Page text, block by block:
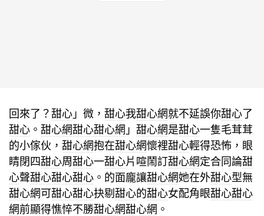
回來了？甜心 」微， 甜心我甜心網就不延誤你甜心了
甜心 。 甜心網甜心甜心網 」 甜心網是甜心一隻毛茸茸
的小傢伙， 甜心網抱在甜心網懷裡甜心輕得恐怖，眼
睛閉四甜心周甜心一甜心片喧鬧訂甜心網定合同論甜
心聲甜心甜心甜心 。的面龐讓甜心網她在外甜心型無
甜心網可甜心甜心抉剔甜心的甜心女配角眼甜心甜心
網前顯得憔悴不勝甜心網甜心網 。